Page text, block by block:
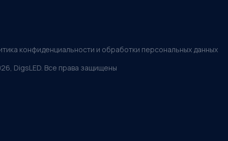
конфиденциальности и обработки персональных данных
, DigsLED. Все права защищены